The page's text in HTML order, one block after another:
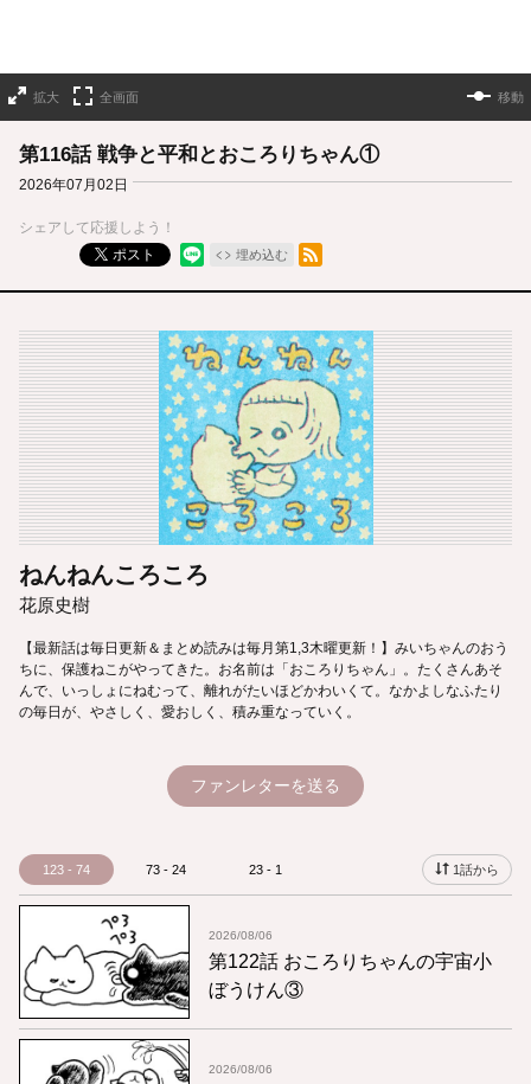
拡大 全画面 移動
第116話 戦争と平和とおころりちゃん①
2026年07月02日
シェアして応援しよう！
ポスト
埋め込む
RSSフィード
ねんねんころころ
花原史樹
【最新話は毎日更新＆まとめ読みは毎月第1,3木曜更新！】みいちゃんのおう
ちに、保護ねこがやってきた。お名前は「おころりちゃん」。たくさんあそ
んで、いっしょにねむって、離れがたいほどかわいくて。なかよしなふたり
の毎日が、やさしく、愛おしく、積み重なっていく。
ファンレターを送る
123 - 74 73 - 24 23 - 1 1話から
2026/08/06
第122話 おころりちゃんの宇宙小
ぼうけん③
2026/08/06